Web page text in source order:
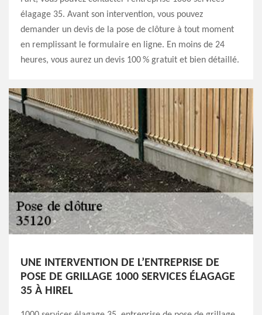
élagage 35. Avant son intervention, vous pouvez
demander un devis de la pose de clôture à tout moment
en remplissant le formulaire en ligne. En moins de 24
heures, vous aurez un devis 100 % gratuit et bien détaillé.
UNE INTERVENTION DE L’ENTREPRISE DE
POSE DE GRILLAGE 1000 SERVICES ÉLAGAGE
35 À HIREL